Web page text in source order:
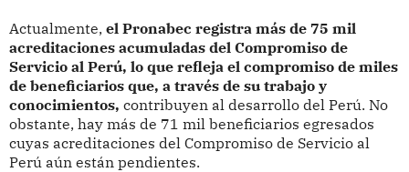
Actualmente, el Pronabec registra más de 75 mil
acreditaciones acumuladas del Compromiso de
Servicio al Perú, lo que refleja el compromiso de miles
de beneficiarios que, a través de su trabajo y
conocimientos, contribuyen al desarrollo del Perú. No
obstante, hay más de 71 mil beneficiarios egresados
cuyas acreditaciones del Compromiso de Servicio al
Perú aún están pendientes.